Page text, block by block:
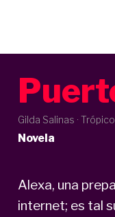
Gilda Salinas ·
Novela
Alexa, una
internet; es tal